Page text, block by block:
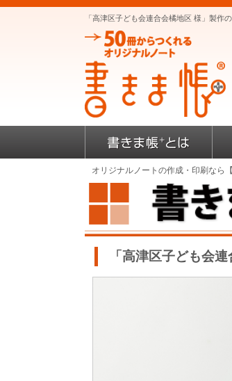
「高津区子ども会連合会橘地区 様」製作
オリジナルノートの作成・印刷なら
「高津区子ども会